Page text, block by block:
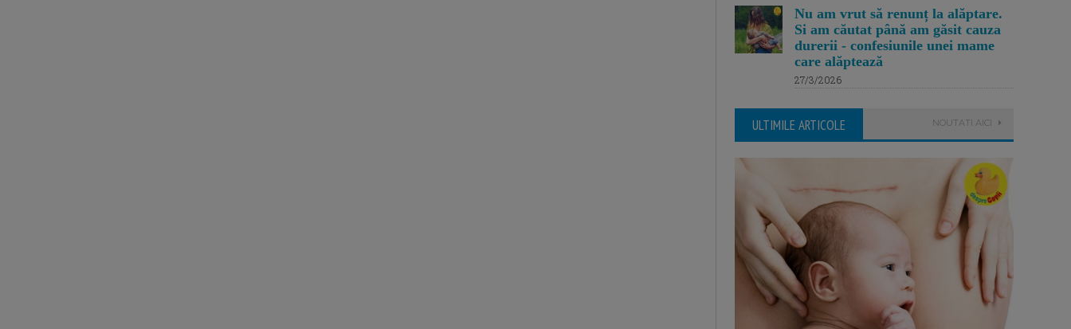
Nu am vrut să renunț la alăptare.
Si am căutat până am găsit cauza
durerii - confesiunile unei mame
care alăptează
27/3/2026
ULTIMILE ARTICOLE NOUTATI AICI